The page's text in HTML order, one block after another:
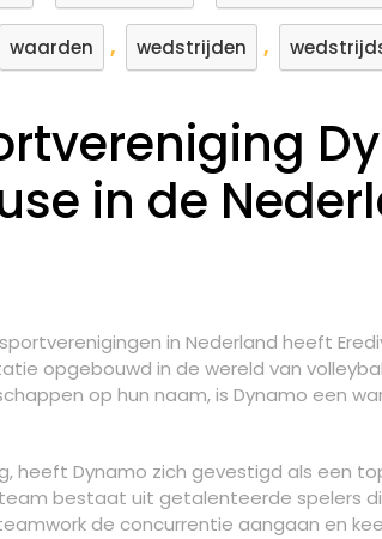
waarden , wedstrijden ,
in de
in Nederland heeft
opgebouwd in de wereld van
op hun naam, is Dynamo een
heeft Dynamo zich gevestigd als een
bestaat uit getalenteerde spelers
de concurrentie aangaan en